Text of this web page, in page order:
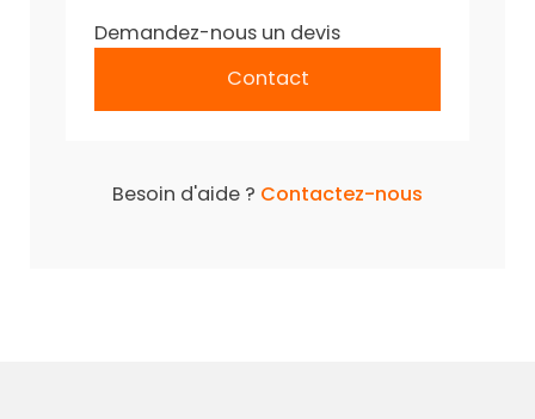
Demandez-nous un devis
Contact
Besoin d'aide ? Contactez-nous